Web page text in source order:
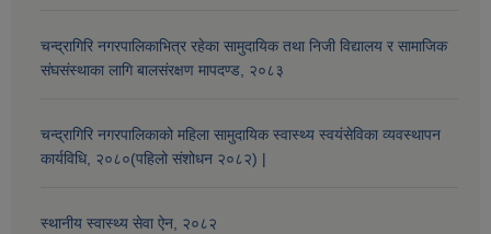
चन्द्रागिरि नगरपालिकाभित्र रहेका सामुदायिक तथा निजी विद्यालय र सामाजिक
संघसंस्थाका लागि बालसंरक्षण मापदण्ड, २०८३
चन्द्रागिरि नगरपालिकाको महिला सामुदायिक स्वास्थ्य स्वयंसेविका व्यवस्थापन
कार्यविधि, २०८०(पहिलो संशोधन २०८२) |
स्थानीय स्वास्थ्य सेवा ऐन, २०८२